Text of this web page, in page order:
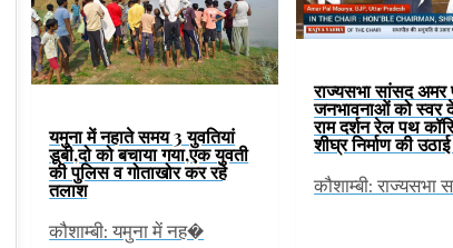
यमुना में नहाते समय 3 युवतियां
डूबी,दो को बचाया गया,एक युवती
की पुलिस व गोताखोर कर रहे
तलाश
कौशाम्बी: यमुना में नह�
राज्यसभा सांसद अमर
जनभावनाओं को स्वर
राम दर्शन रेल पथ
शीघ्र निर्माण की
कौशाम्बी: राज्यसभा